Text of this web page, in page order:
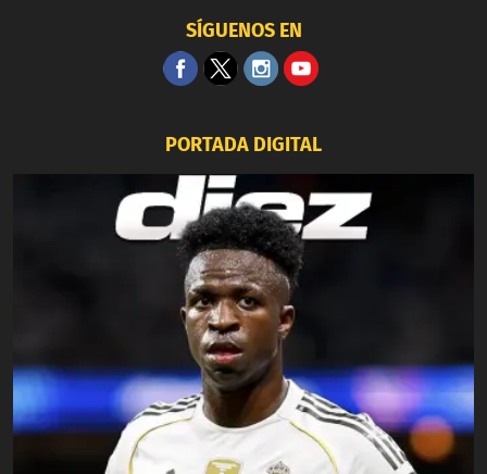
SÍGUENOS EN
PORTADA DIGITAL